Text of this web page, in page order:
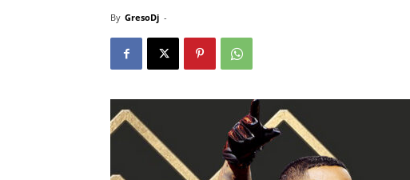
By GresoDj -